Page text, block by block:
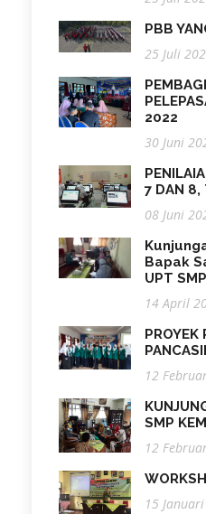
PBB
25 Juli
2022
30 Juni
7 DAN 8,
08 Juni
Bapak
UPT
14 April
PROYEK
12
SMP
12
15